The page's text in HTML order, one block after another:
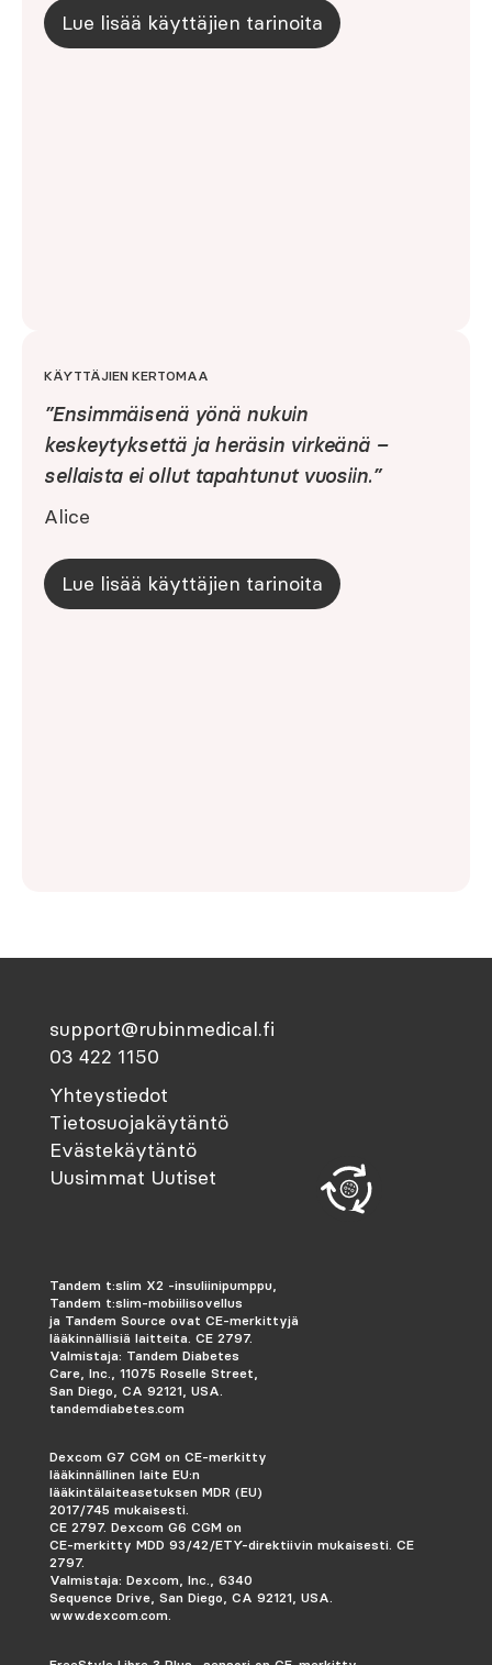
Lue lisää käyttäjien tarinoita
KÄYTTÄJIEN KERTOMAA
”Ensimmäisenä yönä nukuin
keskeytyksettä ja heräsin virkeänä –
sellaista ei ollut tapahtunut vuosiin.”
Alice
Lue lisää käyttäjien tarinoita
support@rubinmedical.fi
03 422 1150
Tandem t:slim X2 -insuliinipumppu,
Tandem t:slim-mobiilisovellus
ja Tandem Source ovat CE-merkittyjä
lääkinnällisiä laitteita. CE 2797.
Valmistaja: Tandem Diabetes
Care, Inc., 11075 Roselle Street,
San Diego, CA 92121, USA.
tandemdiabetes.com
Dexcom G7 CGM on CE-merkitty
lääkinnällinen laite EU:n
lääkintälaiteasetuksen MDR (EU)
2017/745 mukaisesti.
CE 2797. Dexcom G6 CGM on
CE-merkitty MDD 93/42/ETY-direktiivin mukaisesti. CE
2797.
Valmistaja: Dexcom, Inc., 6340
Sequence Drive, San Diego, CA 92121, USA.
www.dexcom.com.
Yhteystiedot
Tietosuojakäytäntö
Evästekäytäntö
Uusimmat Uutiset